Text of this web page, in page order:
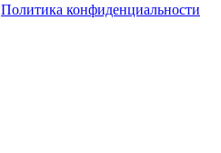
Политика конфиденциальности